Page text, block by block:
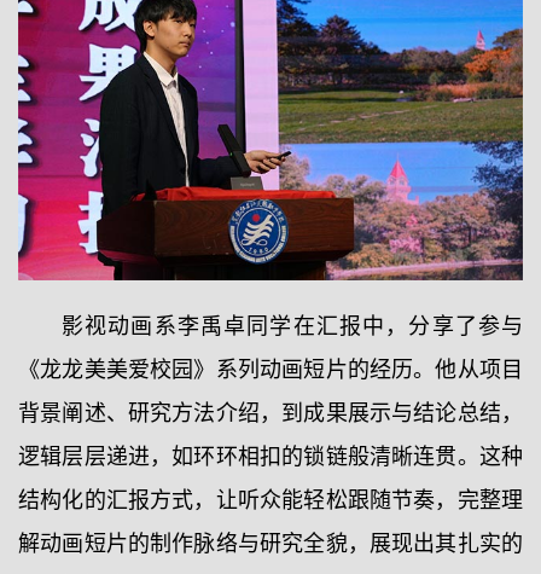
影视动画系李禹卓同学在汇报中，分享了参与
《龙龙美美爱校园》系列动画短片的经历。他从项目
背景阐述、研究方法介绍，到成果展示与结论总结，
逻辑层层递进，如环环相扣的锁链般清晰连贯。这种
结构化的汇报方式，让听众能轻松跟随节奏，完整理
解动画短片的制作脉络与研究全貌，展现出其扎实的